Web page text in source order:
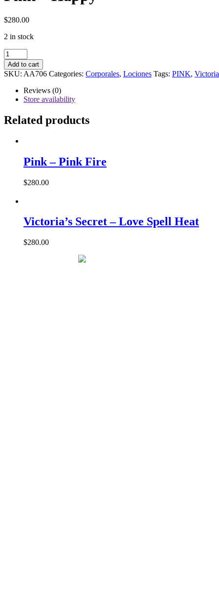
$280.00
2 in stock
Pink
-
Happy
quantity
Add to cart
SKU: AA706 Categories: Corporales, Lociones Tags: PINK,
Reviews (0)
Store availability
Related products
Pink – Pink Fire
$280.00
Victoria’s Secret – Love Spell Heat
$280.00